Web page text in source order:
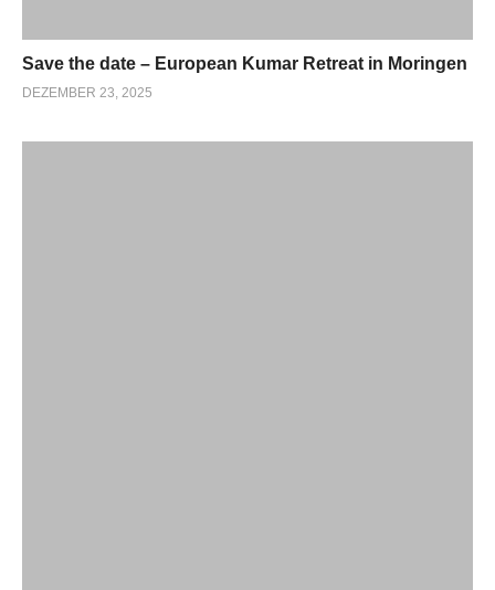
Save the date – European Kumar Retreat in Moringen
DEZEMBER 23, 2025